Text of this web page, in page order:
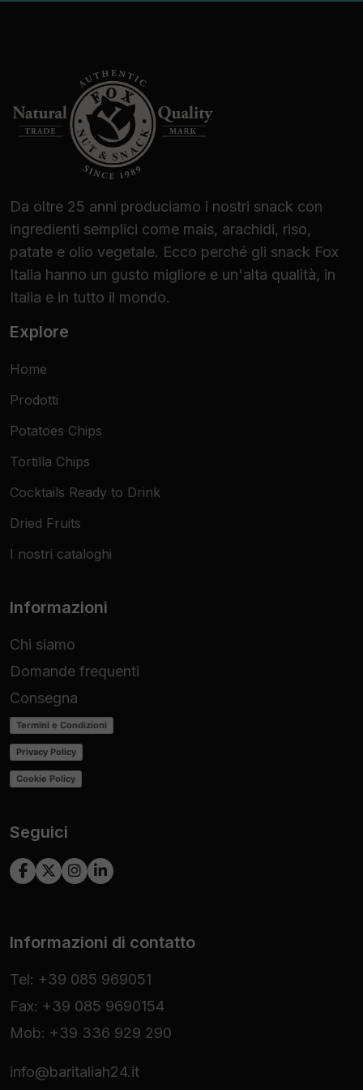
Da oltre 25 anni produciamo i nostri snack con
ingredienti semplici come mais, arachidi, riso,
patate e olio vegetale. Ecco perché gli snack Fox
Italia hanno un gusto migliore e un'alta qualità, in
Italia e in tutto il mondo.
Explore
Home
Prodotti
Potatoes Chips
Tortilla Chips
Cocktails Ready to Drink
Dried Fruits
I nostri cataloghi
Informazioni
Chi siamo
Domande frequenti
Consegna
Termini e Condizioni
Privacy Policy
Cookie Policy
Seguici
Informazioni di contatto
Tel: +39 085 969051
Fax: +39 085 9690154
Mob: +39 336 929 290
info@baritaliah24.it